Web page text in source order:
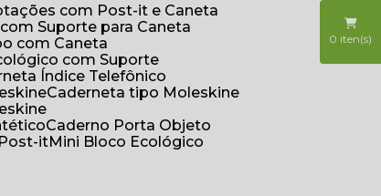
com Post-it e Caneta
Suporte para Caneta
com Caneta
com Suporte
Índice Telefônico
Caderneta tipo Moleskine
Caderno Porta Objeto
Post-it
Mini Bloco Ecológico
0 iten(s)